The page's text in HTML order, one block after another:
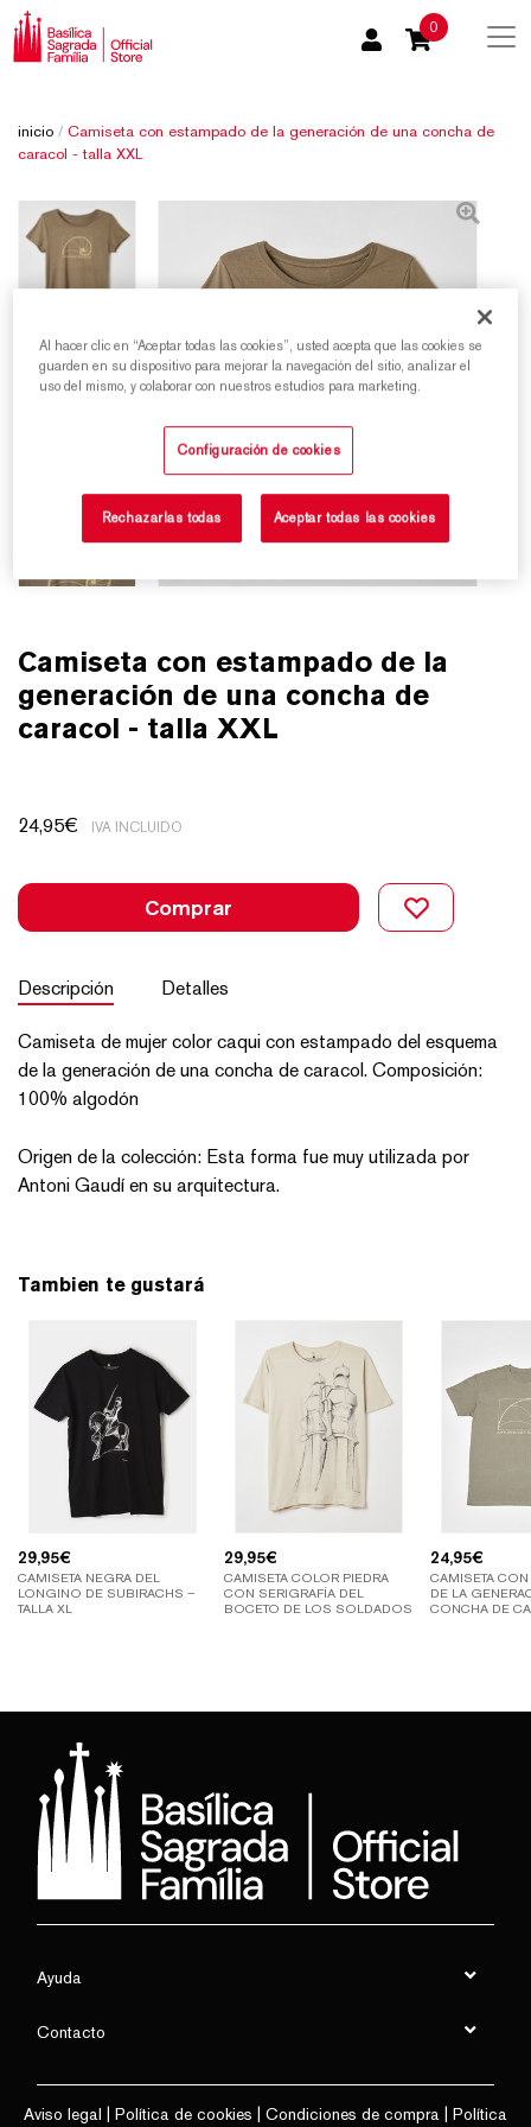
0
inicio / Camiseta con estampado de la generación de una concha de
caracol - talla XXL
Camiseta con estampado de la
generación de una concha de
caracol - talla XXL
24,95€ IVA INCLUIDO
Comprar
Descripción Detalles
Camiseta de mujer color caqui con estampado del esquema
de la generación de una concha de caracol. Composición:
100% algodón
Origen de la colección: Esta forma fue muy utilizada por
Antoni Gaudí en su arquitectura.
Tambien te gustará
29,95€
CAMISETA NEGRA DEL
LONGINO DE SUBIRACHS –
TALLA XL
29,95€
CAMISETA COLOR PIEDRA
CON SERIGRAFÍA DEL
BOCETO DE LOS SOLDADOS
24,95€
CAMISETA
DE LA
CONCHA DE
Ayuda
Contacto
Aviso legal Política de cookies Condiciones de compra Política
Al hacer clic en “Aceptar todas las cookies”, usted acepta que las cookies se
guarden en su dispositivo para mejorar la navegación del sitio, analizar el
uso del mismo, y colaborar con nuestros estudios para marketing.
Configuración de cookies
Rechazarlas todas Aceptar todas las cookies